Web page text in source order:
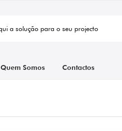
Quem Somos Contactos